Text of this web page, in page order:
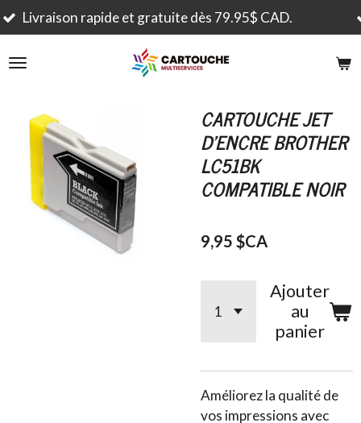
Passer
au
contenu
Commandé avant 15h00, expédié
CARTOUCHE JET
D'ENCRE BROTHER
LC51BK
COMPATIBLE NOIR
9,95 $CA
Ajouter
au
panier
Améliorez la qualité de
vos impressions avec